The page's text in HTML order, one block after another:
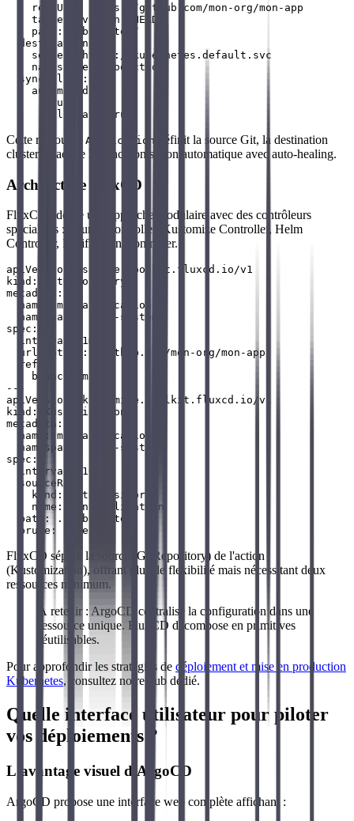
    repoURL: https://github.com/mon-org/mon-app
    targetRevision: HEAD
    path: kubernetes/
  destination:
    server: https://kubernetes.default.svc
    namespace: production
  syncPolicy:
    automated:
      prune: true
Cette ressource Application
définit la source Git, la destination
cluster, et active la synchronisation automatique avec auto-healing.
Architecture FluxCD
FluxCD adopte une approche modulaire avec des contrôleurs
spécialisés : Source Controller, Kustomize Controller, Helm
Controller, Notification Controller.
apiVersion: source.toolkit.fluxcd.io/v1
kind: GitRepository
metadata:
  name: mon-application
  namespace: flux-system
spec:
  interval: 1m
  url: https://github.com/mon-org/mon-app
  ref:
    branch: main
---
apiVersion: kustomize.toolkit.fluxcd.io/v1
kind: Kustomization
metadata:
  name: mon-application
  namespace: flux-system
spec:
  interval: 10m
  sourceRef:
    kind: GitRepository
    name: mon-application
  path: ./kubernetes
FluxCD sépare la source (GitRepository) de l'action
(Kustomization), offrant plus de flexibilité mais nécessitant deux
ressources minimum.
À retenir : ArgoCD centralise la configuration dans une
ressource unique. FluxCD décompose en primitives
réutilisables.
Pour approfondir les stratégies de déploiement et mise en production
Kubernetes, consultez notre hub dédié.
Quelle interface utilisateur pour piloter
vos déploiements ?
L'avantage visuel d'ArgoCD
ArgoCD propose une interface web complète affichant :